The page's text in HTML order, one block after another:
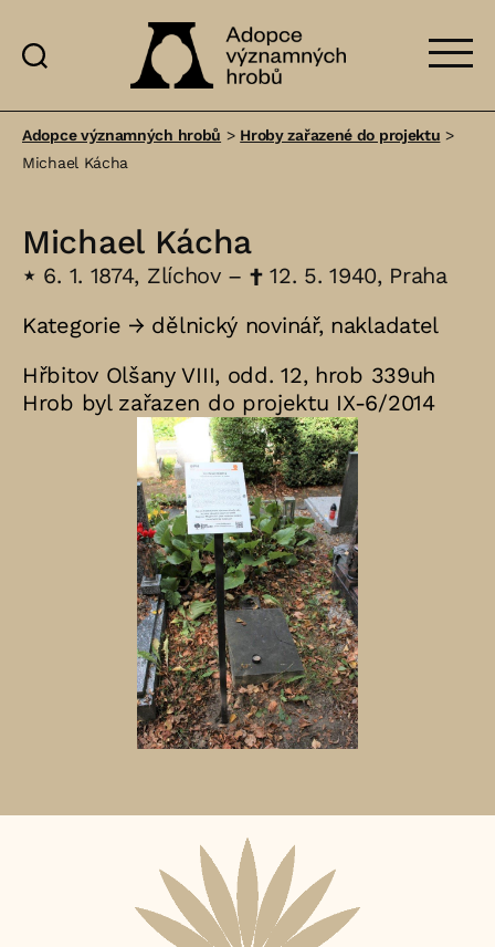
významných
Adopce významných hrobů > Hroby zařazené do projektu >
Michael Kácha
Michael Kácha
⋆ 6. 1. 1874, Zlíchov – †12. 5. 1940, Praha
Kategorie → dělnický novinář, nakladatel
Hřbitov Olšany VIII, odd. 12, hrob 339uh
Hrob byl zařazen do projektu IX-6/2014
nájemce: